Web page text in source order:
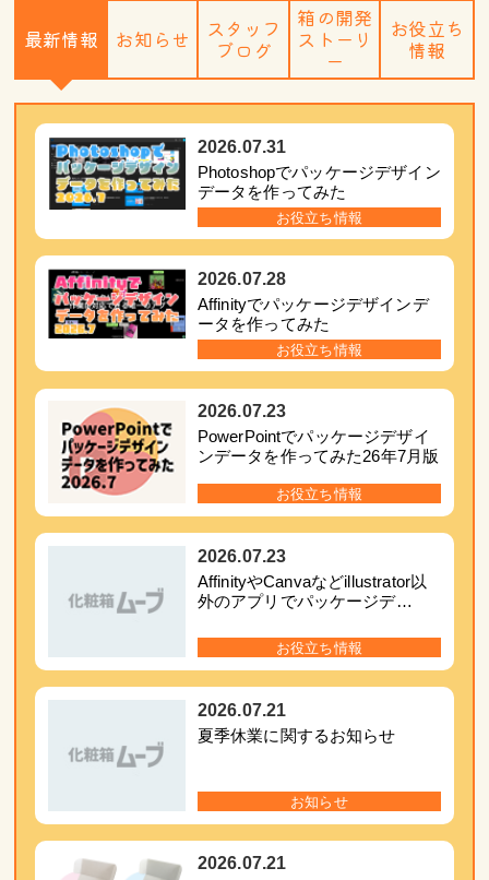
最新情報 お知らせ
スタッフ
ブログ
箱の開発
ストーリ
ー
お役立ち
情報
2026.07.31
Photoshopでパッケージデザイン
データを作ってみた
お役立ち情報
2026.07.28
Affinityでパッケージデザインデ
ータを作ってみた
お役立ち情報
2026.07.23
PowerPointでパッケージデザイ
ンデータを作ってみた26年7月版
お役立ち情報
2026.07.23
AffinityやCanvaなどillustrator以
外のアプリでパッケージデ…
お役立ち情報
2026.07.21
夏季休業に関するお知らせ
お知らせ
2026.07.21